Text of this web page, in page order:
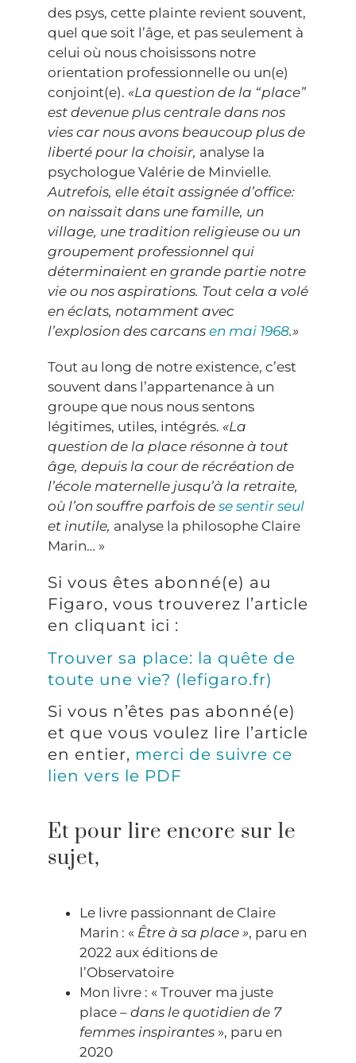
des psys, cette plainte revient souvent,
quel que soit l’âge, et pas seulement à
celui où nous choisissons notre
orientation professionnelle ou un(e)
conjoint(e). «La question de la “place”
est devenue plus centrale dans nos
vies car nous avons beaucoup plus de
liberté pour la choisir, analyse la
psychologue Valérie de Minvielle.
Autrefois, elle était assignée d’office:
on naissait dans une famille, un
village, une tradition religieuse ou un
groupement professionnel qui
déterminaient en grande partie notre
vie ou nos aspirations. Tout cela a volé
en éclats, notamment avec
l’explosion des carcans en mai 1968.»
Tout au long de notre existence, c’est
souvent dans l’appartenance à un
groupe que nous nous sentons
légitimes, utiles, intégrés. «La
question de la place résonne à tout
âge, depuis la cour de récréation de
l’école maternelle jusqu’à la retraite,
où l’on souffre parfois de se sentir seul
et inutile, analyse la philosophe Claire
Marin… »
Si vous êtes abonné(e) au
Figaro, vous trouverez l’article
en cliquant ici :
Trouver sa place: la quête de
toute une vie? (lefigaro.fr)
Si vous n’êtes pas abonné(e)
et que vous voulez lire l’article
en entier, merci de suivre ce
lien vers le PDF
Et pour lire encore sur le
sujet,
Le livre passionnant de Claire
Marin : « Être à sa place », paru en
2022 aux éditions de
l’Observatoire
Mon livre : « Trouver ma juste
place – dans le quotidien de 7
femmes inspirantes», paru en
2020